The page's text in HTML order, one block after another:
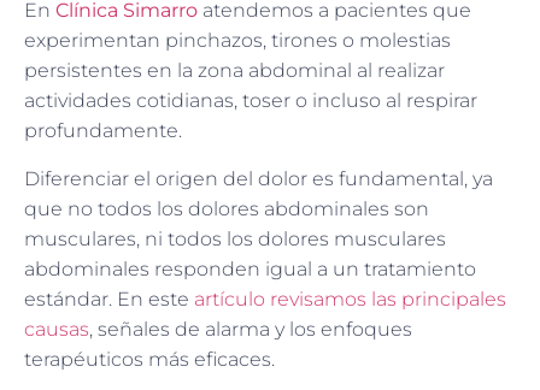
En Clínica Simarro atendemos a pacientes que
experimentan pinchazos, tirones o molestias
persistentes en la zona abdominal al realizar
actividades cotidianas, toser o incluso al respirar
profundamente.
Diferenciar el origen del dolor es fundamental, ya
que no todos los dolores abdominales son
musculares, ni todos los dolores musculares
abdominales responden igual a un tratamiento
estándar. En este artículo revisamos las principales
causas, señales de alarma y los enfoques
terapéuticos más eficaces.